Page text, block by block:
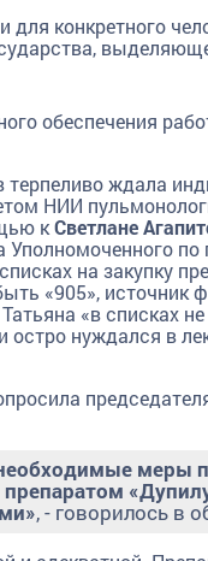
для конкретного
обеспечения
ждала
НИИ
кСветлане
Уполномоченного
на закупку
«905», источник
«в списках
остро нуждался в
меры
, - говорилось в